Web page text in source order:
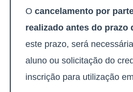
O cancelamento por
realizado antes do prazo
este prazo, será
aluno ou solicitação do
inscrição para utilização